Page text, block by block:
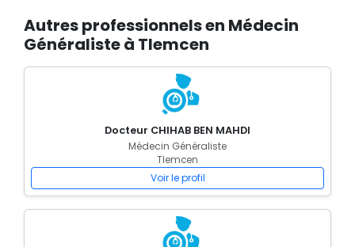
Autres professionnels en Médecin
Généraliste à Tlemcen
Docteur CHIHAB BEN MAHDI
Médecin Généraliste
Tlemcen
Voir le profil